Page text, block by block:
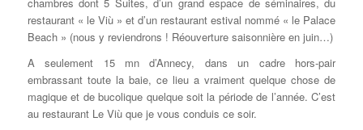
restaurant « le Viù » et d’un restaurant estival nommé « le Palace
Beach » (nous y reviendrons ! Réouverture saisonnière en juin…)
A seulement 15 mn d’Annecy, dans un cadre hors-pair
embrassant toute la baie, ce lieu a vraiment quelque chose de
magique et de bucolique quelque soit la période de l’année. C’est
au restaurant Le Viù que je vous conduis ce soir.